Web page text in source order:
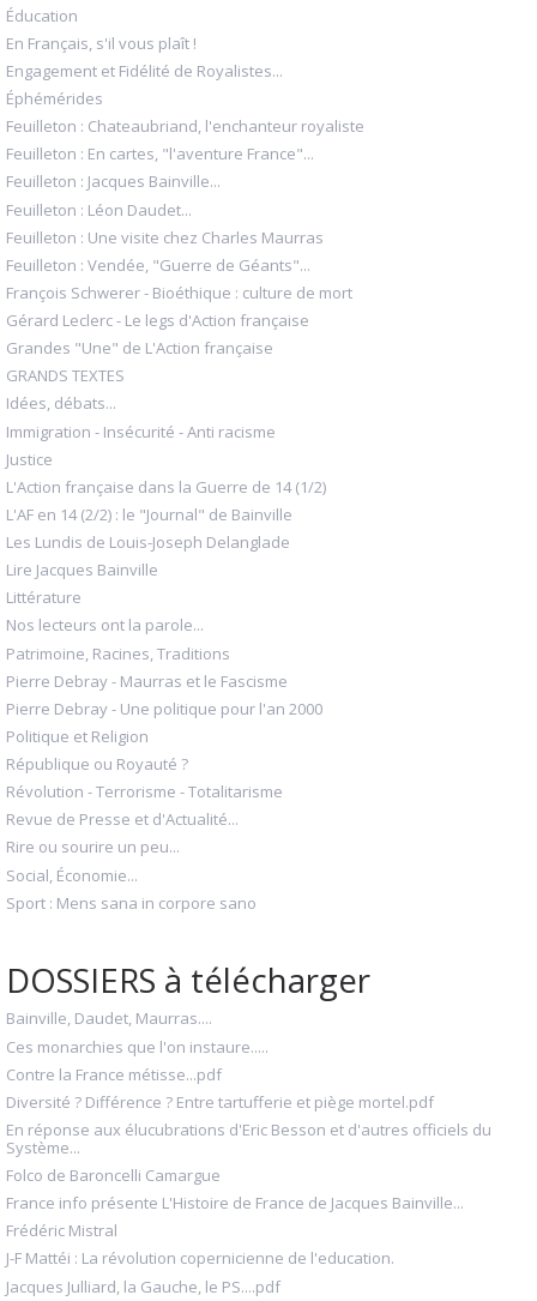
Éducation
En Français, s'il vous plaît !
Engagement et Fidélité de Royalistes...
Éphémérides
Feuilleton : Chateaubriand, l'enchanteur royaliste
Feuilleton : En cartes, "l'aventure France"...
Feuilleton : Jacques Bainville...
Feuilleton : Léon Daudet...
Feuilleton : Une visite chez Charles Maurras
Feuilleton : Vendée, "Guerre de Géants"...
François Schwerer - Bioéthique : culture de mort
Gérard Leclerc - Le legs d'Action française
Grandes "Une" de L'Action française
GRANDS TEXTES
Idées, débats...
Immigration - Insécurité - Anti racisme
Justice
L'Action française dans la Guerre de 14 (1/2)
L'AF en 14 (2/2) : le "Journal" de Bainville
Les Lundis de Louis-Joseph Delanglade
Lire Jacques Bainville
Littérature
Nos lecteurs ont la parole...
Patrimoine, Racines, Traditions
Pierre Debray - Maurras et le Fascisme
Pierre Debray - Une politique pour l'an 2000
Politique et Religion
République ou Royauté ?
Révolution - Terrorisme - Totalitarisme
Revue de Presse et d'Actualité...
Rire ou sourire un peu...
Social, Économie...
Sport : Mens sana in corpore sano
DOSSIERS à télécharger
Bainville, Daudet, Maurras....
Ces monarchies que l'on instaure.....
Contre la France métisse...pdf
Diversité ? Différence ? Entre tartufferie et piège mortel.pdf
En réponse aux élucubrations d'Eric Besson et d'autres officiels du
Système...
Folco de Baroncelli Camargue
France info présente L'Histoire de France de Jacques Bainville...
Frédéric Mistral
J-F Mattéi : La révolution copernicienne de l'education.
Jacques Julliard, la Gauche, le PS....pdf